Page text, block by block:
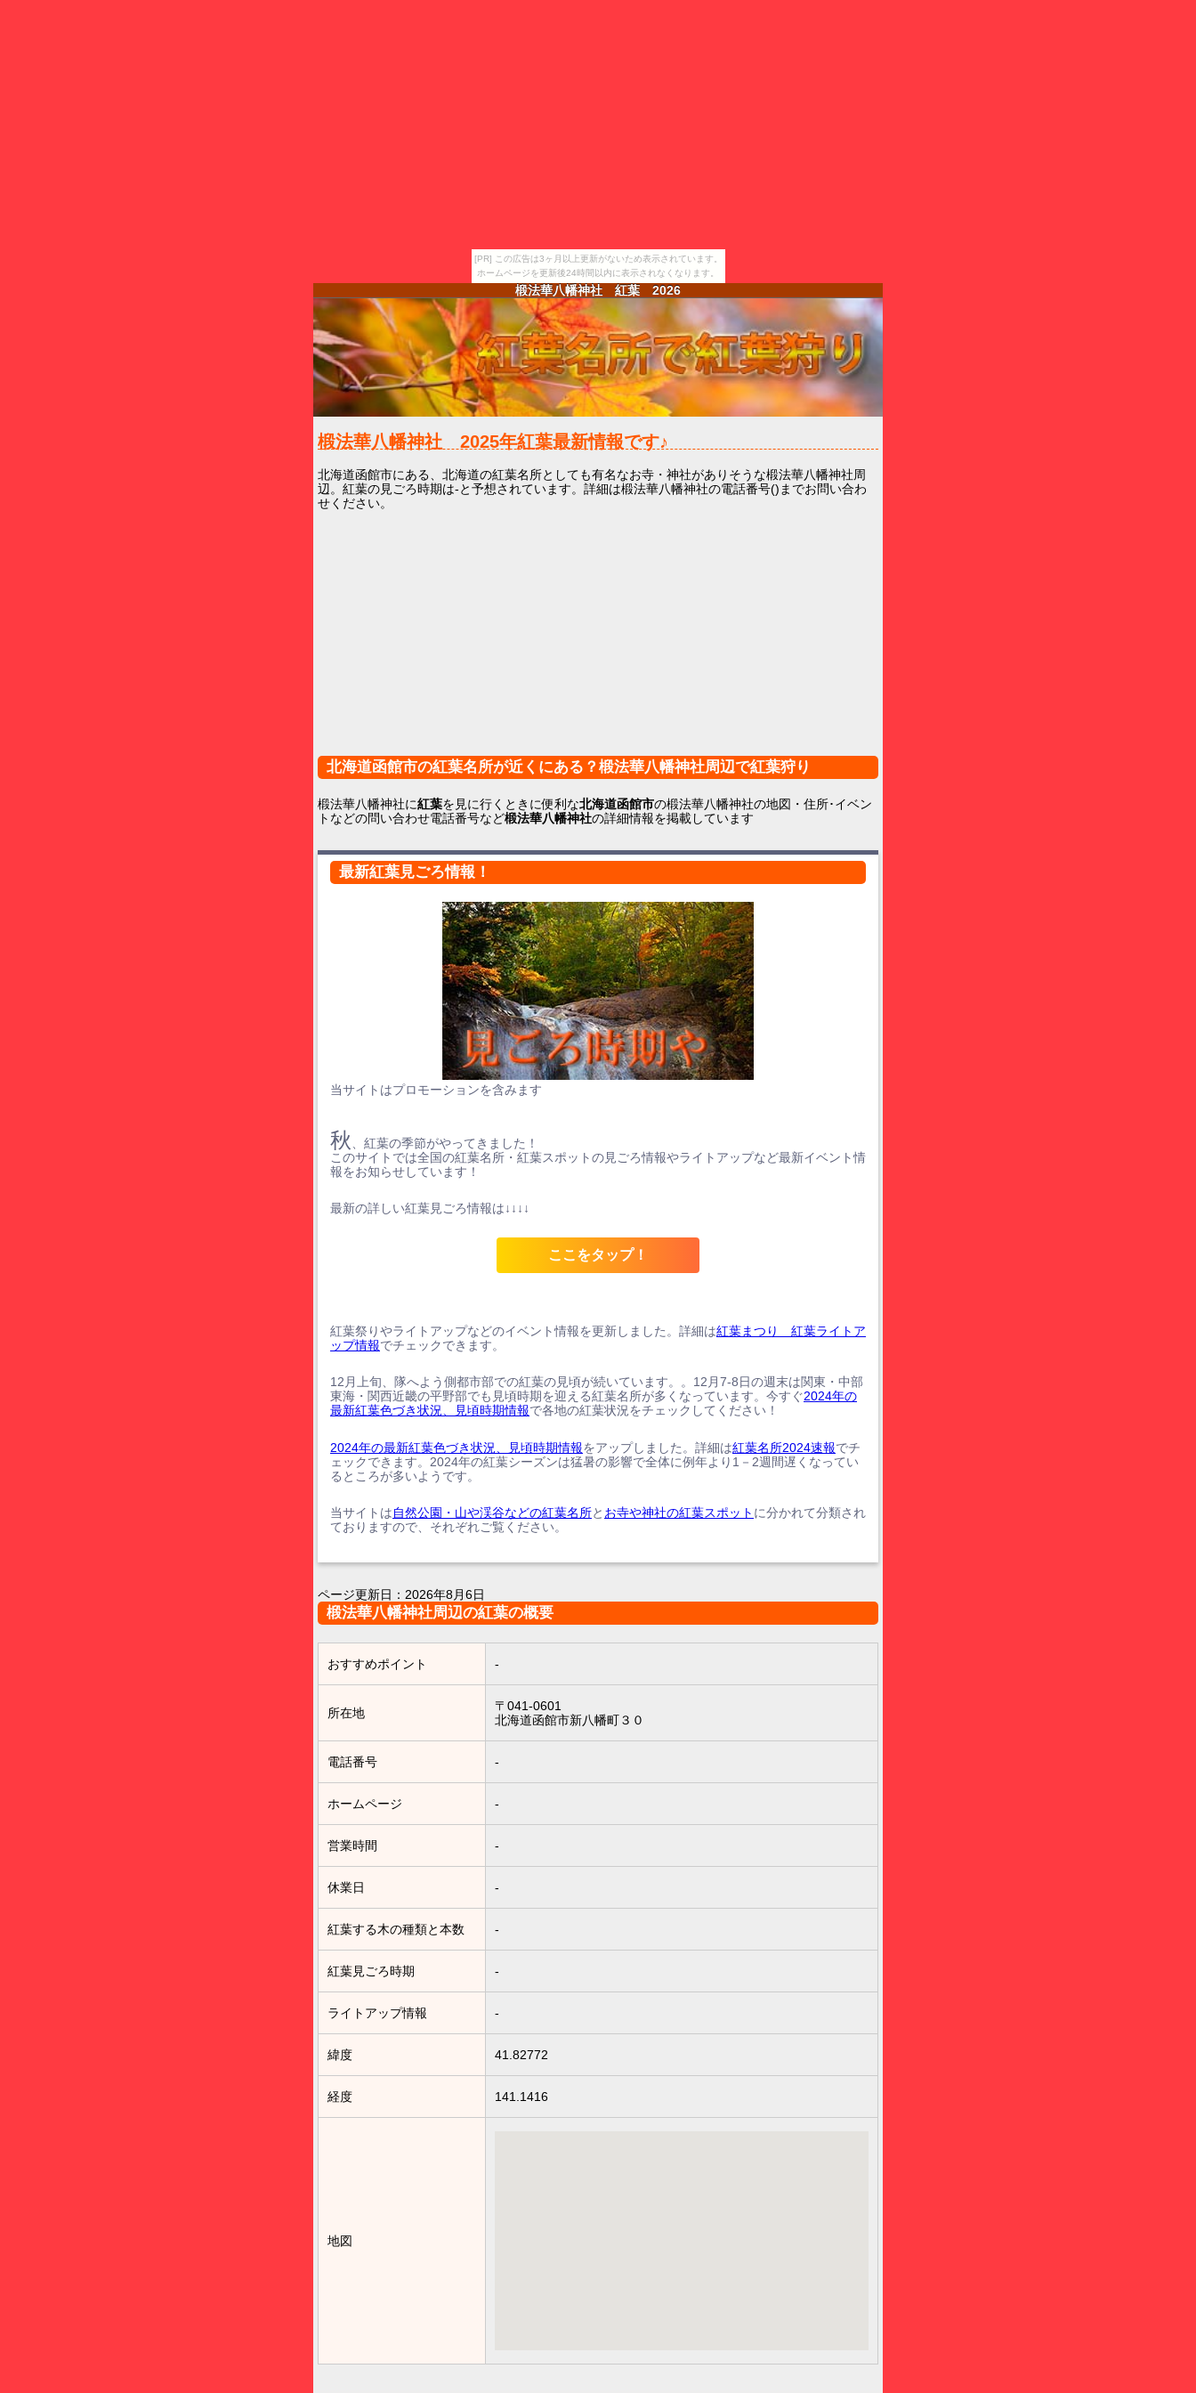
[PR] この広告は3ヶ月以上更新がないため表示されています。
ホームページを更新後24時間以内に表示されなくなります。
椴法華八幡神社 紅葉 2026
椴法華八幡神社 2025年紅葉最新情報です♪
北海道函館市にある、北海道の紅葉名所としても有名なお寺・神社がありそうな椴法華八幡神社周
辺。紅葉の見ごろ時期は-と予想されています。詳細は椴法華八幡神社の電話番号()までお問い合わ
せください。
北海道函館市の紅葉名所が近くにある？椴法華八幡神社周辺で紅葉狩り
椴法華八幡神社に紅葉を見に行くときに便利な北海道函館市の椴法華八幡神社の地図・住所･イベン
トなどの問い合わせ電話番号など椴法華八幡神社の詳細情報を掲載しています
最新紅葉見ごろ情報！
当サイトはプロモーションを含みます
秋
、紅葉の季節がやってきました！
このサイトでは全国の紅葉名所・紅葉スポットの見ごろ情報やライトアップなど最新イベント情
報をお知らせしています！
最新の詳しい紅葉見ごろ情報は↓↓↓↓
ここをタップ！
紅葉祭りやライトアップなどのイベント情報を更新しました。詳細は紅葉まつり 紅葉ライトア
ップ情報でチェックできます。
12月上旬、隊へよう側都市部での紅葉の見頃が続いています。。12月7-8日の週末は関東・中部
東海・関西近畿の平野部でも見頃時期を迎える紅葉名所が多くなっています。今すぐ2024年の
最新紅葉色づき状況、見頃時期情報で各地の紅葉状況をチェックしてください！
2024年の最新紅葉色づき状況、見頃時期情報をアップしました。詳細は紅葉名所2024速報でチ
ェックできます。2024年の紅葉シーズンは猛暑の影響で全体に例年より1－2週間遅くなってい
るところが多いようです。
当サイトは自然公園・山や渓谷などの紅葉名所と お寺や神社の紅葉スポット に分かれて分類され
ておりますので、それぞれご覧ください。
ページ更新日： 2026年8月6日
椴法華八幡神社周辺の紅葉の概要
おすすめポイント -
所在地
〒041-0601
北海道函館市新八幡町３０
電話番号 -
ホームページ -
営業時間 -
休業日 -
紅葉する木の種類と本数 -
紅葉見ごろ時期 -
ライトアップ情報 -
緯度 41.82772
経度 141.1416
地図